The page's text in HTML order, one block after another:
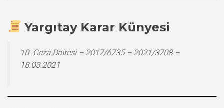
Yargıtay Karar Künyesi
10. Ceza Dairesi – 2017/6735 – 2021/3708 –
18.03.2021